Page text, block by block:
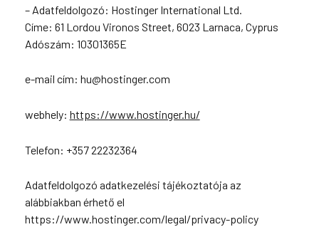
– Adatfeldolgozó: Hostinger International Ltd.
Címe: 61 Lordou Vironos Street, 6023 Larnaca, Cyprus
Adószám: 10301365E
e-mail cím: hu@hostinger.com
webhely: https://www.hostinger.hu/
Telefon: +357 22232364
Adatfeldolgozó adatkezelési tájékoztatója az
alábbiakban érhető el
https://www.hostinger.com/legal/privacy-policy